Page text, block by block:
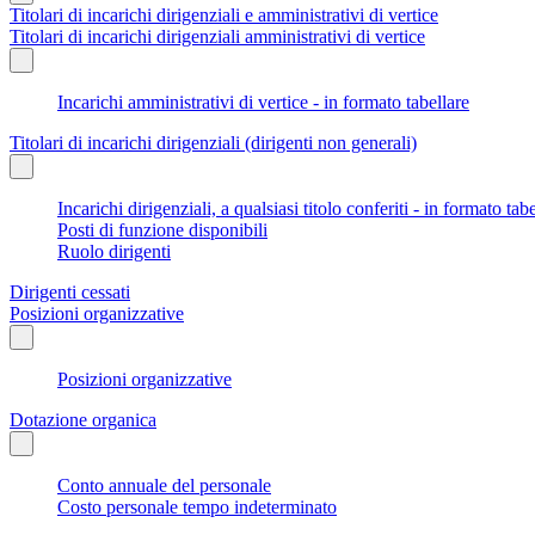
Titolari di incarichi dirigenziali e amministrativi di vertice
Titolari di incarichi dirigenziali amministrativi di vertice
Incarichi amministrativi di vertice - in formato tabellare
Titolari di incarichi dirigenziali (dirigenti non generali)
Incarichi dirigenziali, a qualsiasi titolo conferiti - in formato
Posti di funzione disponibili
Ruolo dirigenti
Dirigenti cessati
Posizioni organizzative
Posizioni organizzative
Dotazione organica
Conto annuale del personale
Costo personale tempo indeterminato